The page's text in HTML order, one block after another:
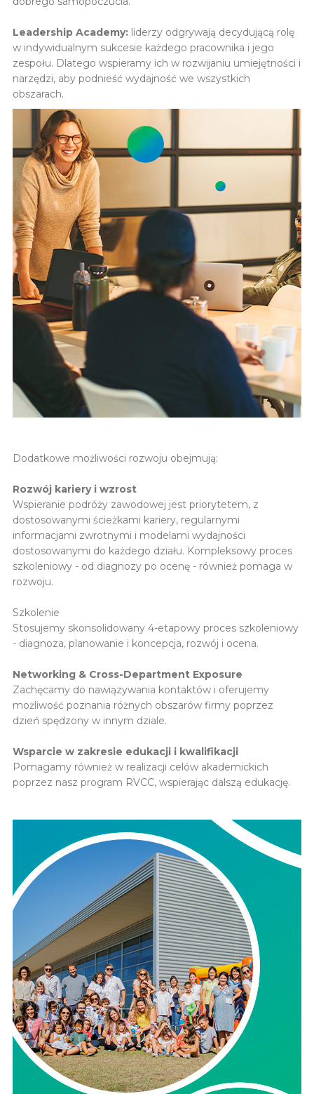
Leadership Academy:liderzy odgrywają decydującą rolę
w indywidualnym sukcesie każdego pracownika i jego
zespołu. Dlatego wspieramy ich w rozwijaniu umiejętności i
narzędzi, aby podnieść wydajność we wszystkich
obszarach.
Dodatkowe możliwości rozwoju obejmują:
Rozwój kariery i wzrost
Wspieranie podróży zawodowej jest priorytetem, z
dostosowanymi ścieżkami kariery, regularnymi
informacjami zwrotnymi i modelami wydajności
dostosowanymi do każdego działu. Kompleksowy proces
szkoleniowy - od diagnozy po ocenę - również pomaga w
rozwoju.
Szkolenie
Stosujemy skonsolidowany 4-etapowy proces szkoleniowy
- diagnoza, planowanie i koncepcja, rozwój i ocena.
Networking & Cross-Department Exposure
Zachęcamy do nawiązywania kontaktów i oferujemy
możliwość poznania różnych obszarów firmy poprzez
dzień spędzony w innym dziale.
Wsparcie w zakresie edukacji i kwalifikacji
Pomagamy również w realizacji celów akademickich
poprzez nasz program RVCC, wspierając dalszą edukację.